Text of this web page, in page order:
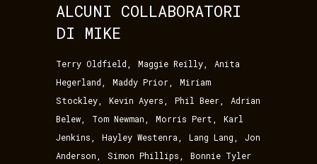
ALCUNI COLLABORATORI
DI MIKE
Terry Oldfield, Maggie Reilly, Anita
Hegerland, Maddy Prior, Miriam
Stockley, Kevin Ayers, Phil Beer, Adrian
Belew, Tom Newman, Morris Pert, Karl
Jenkins, Hayley Westenra, Lang Lang, Jon
Anderson, Simon Phillips, Bonnie Tyler